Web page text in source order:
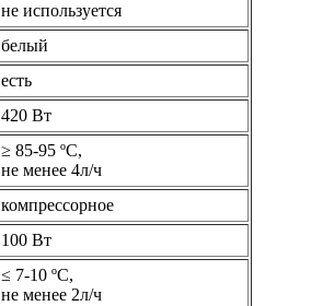
не используется
белый
есть
420 Вт
≥ 85-95 ºС,
не менее 4л/ч
компрессорное
100 Вт
≤ 7-10 ºС,
не менее 2л/ч